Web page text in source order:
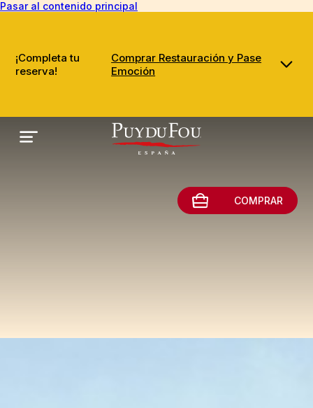
Pasar al contenido principal
¡Completa tu
reserva!
Comprar Restauración y Pase
Emoción
COMPRAR